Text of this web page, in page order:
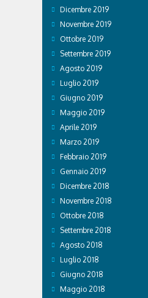
Dicembre 2019
Novembre 2019
Ottobre 2019
Settembre 2019
Agosto 2019
Luglio 2019
Giugno 2019
Maggio 2019
Aprile 2019
Marzo 2019
Febbraio 2019
Gennaio 2019
Dicembre 2018
Novembre 2018
Ottobre 2018
Settembre 2018
Agosto 2018
Luglio 2018
Giugno 2018
Maggio 2018